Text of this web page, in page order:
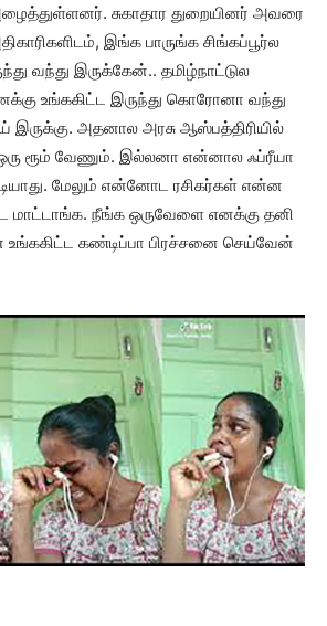
சுகாதார துறையினர் அவரை
இங்க பாருங்க சிங்கப்பூர்ல
வந்து இருக்கேன்.. தமிழ்நாட்டுல
உங்ககிட்ட இருந்து கொரோனா வந்து
இருக்கு. அதனால அரசு ஆஸ்பத்திரியில்
ரூம் வேணும். இல்லனா என்னால ஃப்ரீயா
மேலும் என்னோட ரசிகர்கள் என்ன
மாட்டாங்க. நீங்க ஒருவேளை எனக்கு தனி
கண்டிப்பா பிரச்சனை செய்வேன்